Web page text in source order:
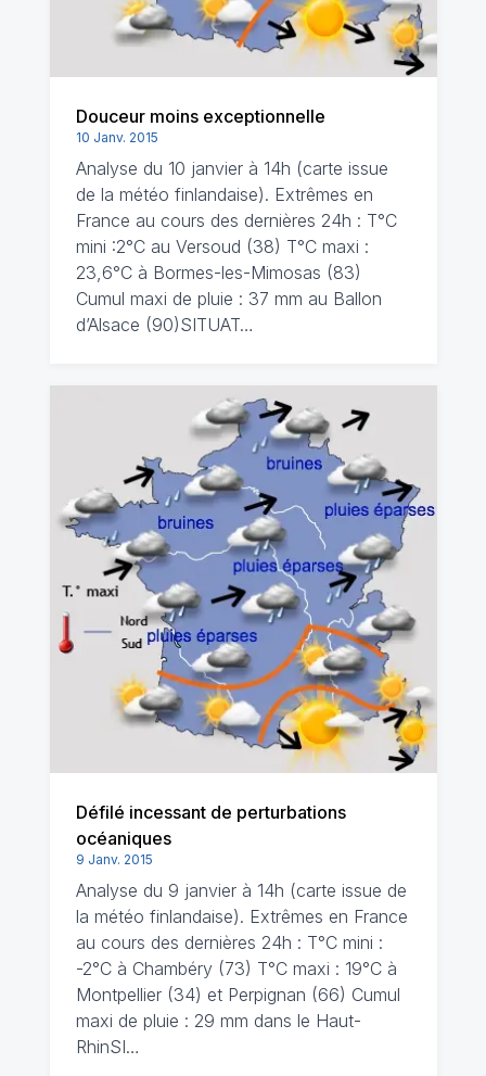
Douceur moins exceptionnelle
10 Janv. 2015
Analyse du 10 janvier à 14h (carte issue
de la météo finlandaise). Extrêmes en
France au cours des dernières 24h : T°C
mini :2°C au Versoud (38) T°C maxi :
23,6°C à Bormes-les-Mimosas (83)
Cumul maxi de pluie : 37 mm au Ballon
d’Alsace (90)SITUAT…
Défilé incessant de perturbations
océaniques
9 Janv. 2015
Analyse du 9 janvier à 14h (carte issue de
la météo finlandaise). Extrêmes en France
au cours des dernières 24h : T°C mini :
-2°C à Chambéry (73) T°C maxi : 19°C à
Montpellier (34) et Perpignan (66) Cumul
maxi de pluie : 29 mm dans le Haut-
RhinSI…